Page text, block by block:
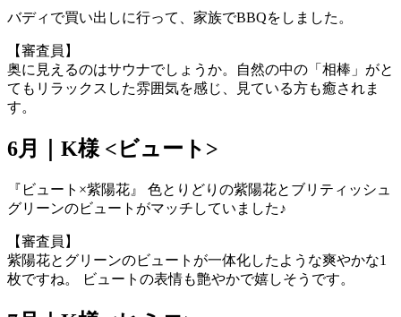
バディで買い出しに行って、家族でBBQをしました。
【審査員】
奥に見えるのはサウナでしょうか。自然の中の「相棒」がと
てもリラックスした雰囲気を感じ、見ている方も癒されま
す。
6月｜K様 <ビュート>
『ビュート×紫陽花』 色とりどりの紫陽花とブリティッシュ
グリーンのビュートがマッチしていました♪
【審査員】
紫陽花とグリーンのビュートが一体化したような爽やかな1
枚ですね。 ビュートの表情も艶やかで嬉しそうです。